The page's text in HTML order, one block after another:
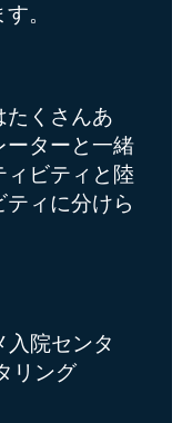
。
たくさんあ
ーターと一緒
ィビティと陸
ィに分けら
入院センタ
リング